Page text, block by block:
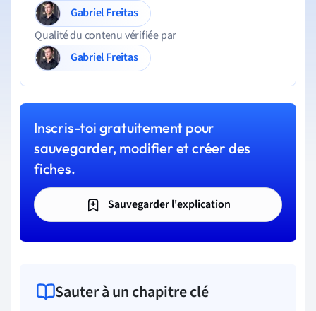
Gabriel Freitas
Qualité du contenu vérifiée par
Gabriel Freitas
Inscris-toi gratuitement pour
sauvegarder, modifier et créer des
fiches.
Sauvegarder l'explication
Sauter à un chapitre clé